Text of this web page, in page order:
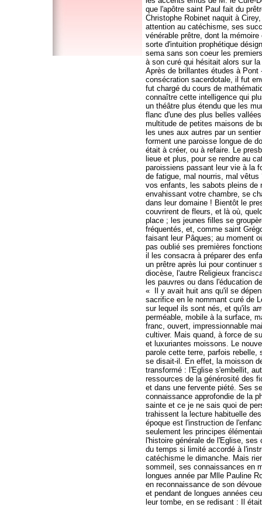
que l'apôtre saint Paul fait du
Christophe Robinet naquit à
attention au catéchisme, ses
vénérable prêtre, dont la
sorte d'intuition prophétique
sema sans son coeur les
à son curé qui hésitait alors sur
Après de brillantes études à Pont
consécration sacerdotale, il fut
fut chargé du cours de
connaître cette intelligence qui
un théâtre plus étendu que les
flanc d'une des plus belles
multitude de petites maisons de
les unes aux autres par un
forment une paroisse longue de
était à créer, ou à refaire. Le
lieue et plus, pour se rendre au
paroissiens passant leur vie à la
de fatigue, mal nourris, mal
vos enfants, les sabots pleins de
envahissant votre chambre, se
dans leur domaine ! Bientôt le
couvrirent de fleurs, et là où,
place ; les jeunes filles se
fréquentés, et, comme saint
faisant leur Pâques; au moment
pas oublié ses premières
il les consacra à préparer des
un prêtre après lui pour
diocèse, l'autre Religieux
les pauvres ou dans l'éducation
« Il y avait huit ans qu'il se
sacrifice en le nommant curé de
sur lequel ils sont nés, et qu'ils
perméable, mobile à la surface,
franc, ouvert, impressionnable
cultiver. Mais quand, à force de
et luxuriantes moissons. Le
parole cette terre, parfois rebelle,
se disait-il. En effet, la moisson
transformé : l'Eglise s'embellit,
ressources de la générosité des
et dans une fervente piété. Ses
connaissance approfondie de la
sainte et ce je ne sais quoi de
trahissent la lecture habituelle
époque est l'instruction de
seulement les principes
l'histoire générale de l'Eglise,
du temps si limité accordé à
catéchisme le dimanche. Mais
sommeil, ses connaissances en
longues année par Mlle Pauline
en reconnaissance de son
et pendant de longues années
leur tombe, en se redisant : Il